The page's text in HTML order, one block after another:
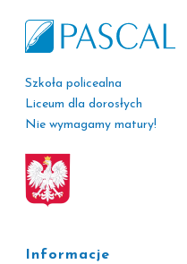
Szkoła policealna
Liceum dla dorosłych
Nie wymagamy matury!
Informacje